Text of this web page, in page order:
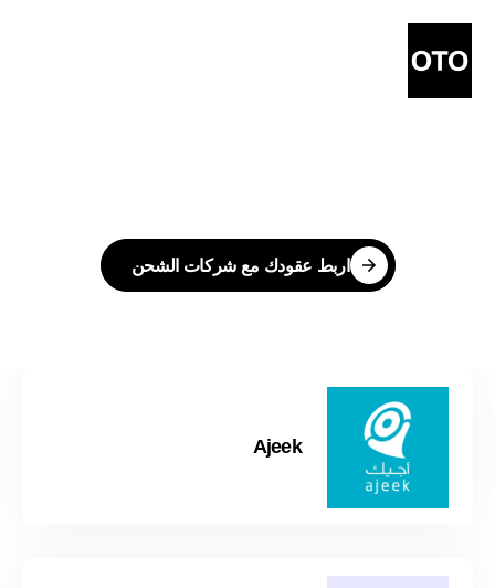
اربط عقودك مع شركات الشحن
Ajeek